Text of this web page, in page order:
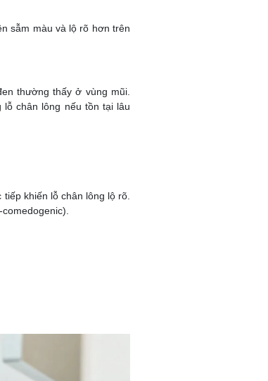
sẫm màu và lộ rõ hơn trên
thường thấy ở vùng mũi.
chân lông nếu tồn tại lâu
khiến lỗ chân lông lộ rõ.